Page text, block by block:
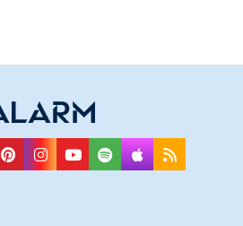
Pinterest
Instagram
Youtube
SpotifyRss